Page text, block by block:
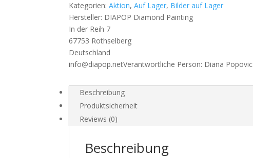
Kategorien:Aktion,Auf Lager, Bilder auf Lager
Hersteller: DIAPOP Diamond Painting
In der Reih 7
67753 Rothselberg
Deutschland
info@diapop.netVerantwortliche Person: Diana Popovic
Beschreibung
Produktsicherheit
Reviews (0)
Beschreibung